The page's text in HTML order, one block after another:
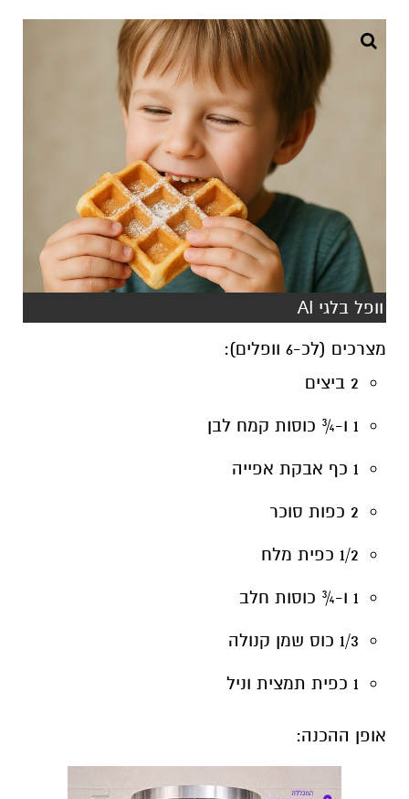
וופל בלגי AI
מצרכים (לכ-6 וופלים):
2 ביצים
1 ו-¾ כוסות קמח לבן
1 כף אבקת אפייה
2 כפות סוכר
1/2 כפית מלח
1 ו-¾ כוסות חלב
1/3 כוס שמן קנולה
1 כפית תמצית וניל
אופן ההכנה: